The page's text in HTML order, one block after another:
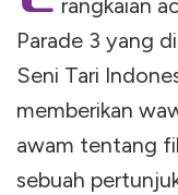
rangkaian
Parade 3 yang
Seni Tari
memberikan
awam tentang
sebuah